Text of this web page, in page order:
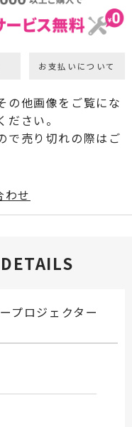
お支払いについて
の他画像をご覧にな
さい。
で売り切れの際はご
わせ
プロジェクター